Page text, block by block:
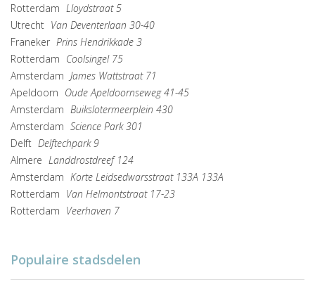
Rotterdam Lloydstraat 5
Utrecht Van Deventerlaan 30-40
Franeker Prins Hendrikkade 3
Rotterdam Coolsingel 75
Amsterdam James Wattstraat 71
Apeldoorn Oude Apeldoornseweg 41-45
Amsterdam Buikslotermeerplein 430
Amsterdam Science Park 301
Delft Delftechpark 9
Almere Landdrostdreef 124
Amsterdam Korte Leidsedwarsstraat 133A 133A
Rotterdam Van Helmontstraat 17-23
Rotterdam Veerhaven 7
Populaire stadsdelen